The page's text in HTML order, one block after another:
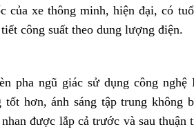
của xe thông minh, hiện đại, có
công suất theo dung lượng điện.
pha ngũ giác sử dụng công nghệ
tốt hơn, ánh sáng tập trung không
được lắp cả trước và sau thuận